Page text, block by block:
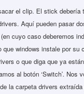
el clip. El stick debería
Aquí pueden pasar
cuyo caso deberemos
windows instale por su
o que diga que ya
al botón ‘Switch’. Nos
la carpeta drivers